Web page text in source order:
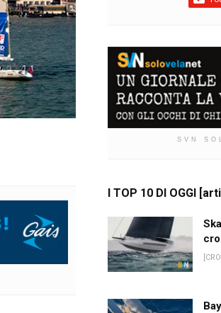
SVN
I TOP 10 DI OGGI